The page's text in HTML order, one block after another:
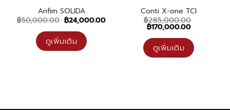
Anfim SOLIDA
฿50,000.00 Original
price
was:
฿50,000.00.
฿24,000.00Current
฿24,000.00.
ดูเพิ่มเติม
Conti X-one TCI
฿285,000.00
Original
price
was:
฿285,000.00.
฿170,000.00Current
is:
฿
ดูเพิ่มเติม